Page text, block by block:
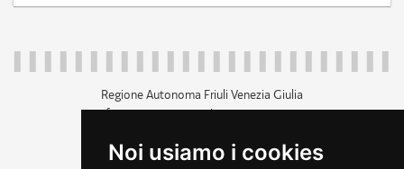
Noi usiamo i cookies
Regione Autonoma Friuli Venezia Giulia
c.f. 80014930327; p.iva 00526040324
+39 040 3771111